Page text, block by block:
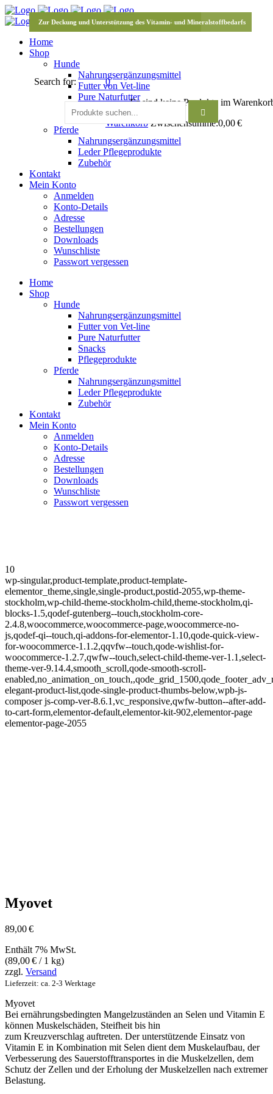
Home
Shop
Hunde
Nahrungsergänzungsmittel
Futter von Vet-line
Pure Naturfutter
Snacks
Pflegeprodukte
Pferde
Nahrungsergänzungsmittel
Leder Pflegeprodukte
Zubehör
Kontakt
Mein Konto
Anmelden
Konto-Details
Adresse
Bestellungen
Downloads
Wunschliste
Passwort vergessen
0
Es sind keine Produkte im
Warenkorb Zwischensumme:0,00€
Search for:
Home
Shop
Hunde
Nahrungsergänzungsmittel
Futter von Vet-line
Pure Naturfutter
Snacks
Pflegeprodukte
Pferde
Nahrungsergänzungsmittel
Leder Pflegeprodukte
Zubehör
Kontakt
Mein Konto
Anmelden
Konto-Details
Adresse
Bestellungen
Downloads
Wunschliste
Passwort vergessen
10
wp-singular,product-template,product-template-
elementor_theme,single,single-product,postid-2055,wp-theme-
stockholm,wp-child-theme-stockholm-child,theme-stockholm,qi-
blocks-1.5,qodef-gutenberg--touch,stockholm-core-
2.4.8,woocommerce,woocommerce-page,woocommerce-no-
js,qodef-qi--touch,qi-addons-for-elementor-1.10,qode-quick-view-
for-woocommerce-1.1.2,qqvfw--touch,qode-wishlist-for-
woocommerce-1.2.7,qwfw--touch,select-child-theme-ver-1.1,select-
theme-ver-9.14.4,smooth_scroll,qode-smooth-scroll-
elegant-product-list,qode-single-product-thumbs-below,wpb-js-
composer js-comp-ver-8.6.1,vc_responsive,qwfw-button--after-add-
to-cart-form,elementor-default,elementor-kit-902,elementor-page
elementor-page-2055
Myovet
89,00€
Enthält 7% MwSt.
(89,00€ / 1 kg)
zzgl. Versand
Lieferzeit: ca. 2-3 Werktage
Myovet
Bei ernährungsbedingten Mangelzuständen an Selen und Vitamin E
können Muskelschäden, Steifheit bis hin
zum Kreuzverschlag auftreten. Der unterstützende Einsatz von
Vitamin E in Kombination mit Selen dient dem Muskelaufbau, der
Verbesserung des Sauerstofftransportes in die Muskelzellen, dem
Schutz der Zellen und der Erholung der Muskelzellen nach extremer
Belastung.
Bei Angst und bei Stress
Zur Rekonvaleszenz
Zur Stabilisierung des Magens und der Darmfunktion
Zur Deckung und Unterstützung des Vitamin- und Mineralstoffbedarfs